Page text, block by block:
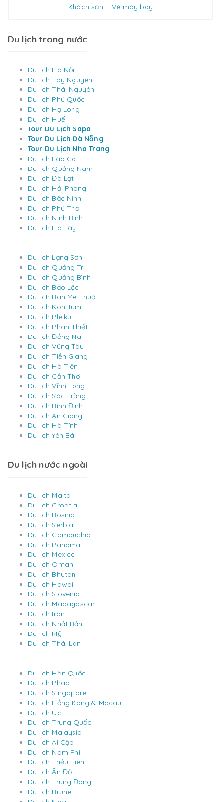
Khách sạn Vé máy bay
Du lịch trong nước
Du lịch Hà Nội
Du lịch Tây Nguyên
Du lịch Thái Nguyên
Du lịch Phú Quốc
Du lịch Hạ Long
Du lịch Huế
Tour Du Lịch Sapa
Tour Du Lịch Đà Nẵng
Tour Du Lịch Nha Trang
Du lịch Lào Cai
Du lịch Quảng Nam
Du lịch Đà Lạt
Du lịch Hải Phòng
Du lịch Bắc Ninh
Du lịch Phú Thọ
Du lịch Ninh Bình
Du lịch Hà Tây
Du lịch Lạng Sơn
Du lịch Quảng Trị
Du lịch Quảng Bình
Du lịch Bảo Lộc
Du lịch Ban Mê Thuột
Du lịch Kon Tum
Du lịch Pleiku
Du lịch Phan Thiết
Du lịch Đồng Nai
Du lịch Vũng Tàu
Du lịch Tiền Giang
Du lịch Hà Tiên
Du lịch Cần Thơ
Du lịch Vĩnh Long
Du lịch Sóc Trăng
Du lịch Bình Định
Du lịch An Giang
Du lịch Hà Tĩnh
Du lịch Yên Bái
Du lịch nước ngoài
Du lịch Malta
Du lịch Croatia
Du lịch Bosnia
Du lịch Serbia
Du lịch Campuchia
Du lịch Panama
Du lịch Mexico
Du lịch Oman
Du lịch Bhutan
Du lịch Hawaii
Du lịch Slovenia
Du lịch Madagascar
Du lịch Iran
Du lịch Nhật Bản
Du lịch Mỹ
Du lịch Thái Lan
Du lịch Hàn Quốc
Du lịch Pháp
Du lịch Singapore
Du lịch Hồng Kông & Macau
Du lịch Úc
Du lịch Trung Quốc
Du lịch Malaysia
Du lịch Ai Cập
Du lịch Nam Phi
Du lịch Triều Tiên
Du lịch Ấn Độ
Du lịch Trung Đông
Du lịch Brunei